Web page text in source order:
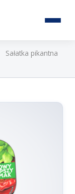
Sałatka pikantna